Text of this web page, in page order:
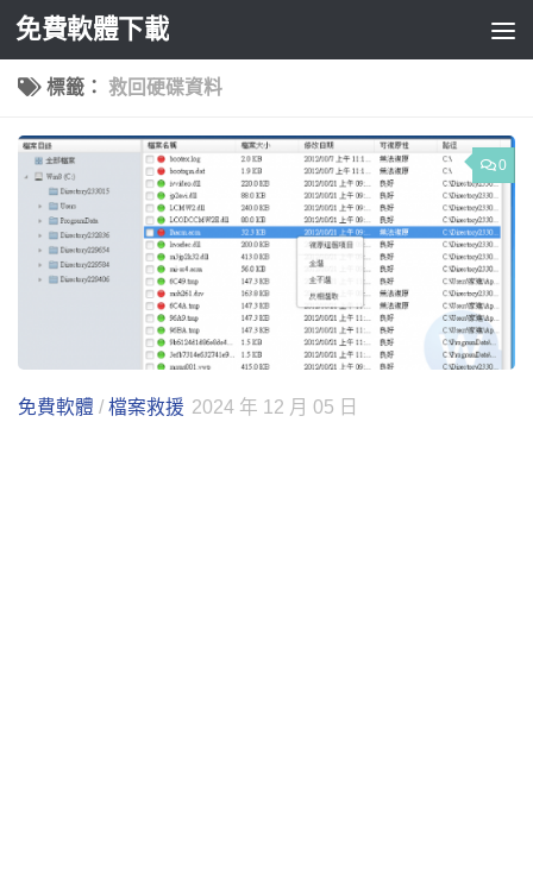
Skip to content
免費軟體下載
標籤： 救回硬碟資料
0
免費軟體 / 檔案救援 2024 年 12 月 05 日